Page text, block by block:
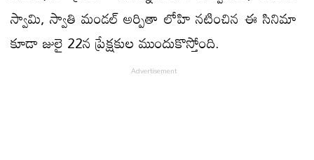
స్వామి, స్వాతి మండల్ అర్పితా లోహి నటించిన ఈ సినిమా
కూడా జులై 22న ప్రేక్షకుల ముందుకొస్తోంది.